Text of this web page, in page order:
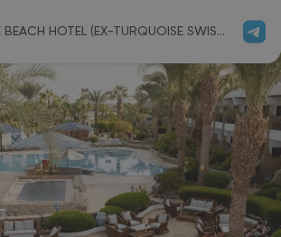
TURQUOISE BEACH HOTEL (EX-TURQUOISE SWISS INN PLAZA RESORT) 3*